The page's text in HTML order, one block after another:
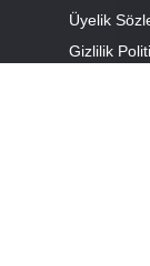
Üyelik
Gizlilik